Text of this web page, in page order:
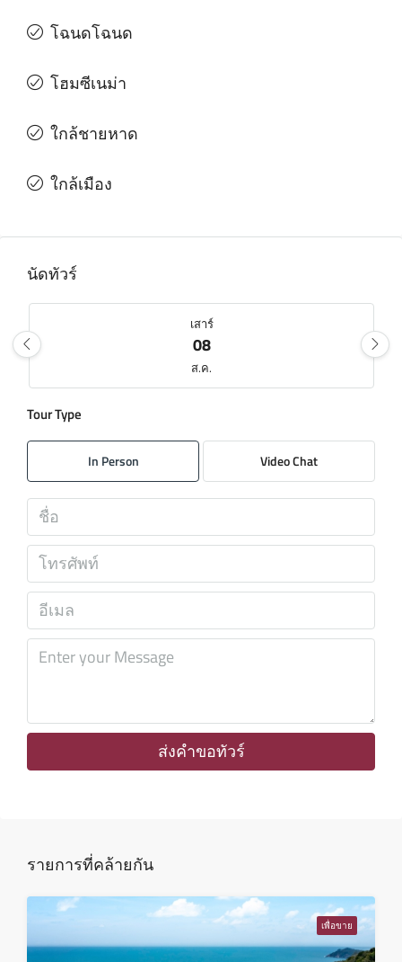
โฉนดโฉนด
โฮมซีเนม่า
ใกล้ชายหาด
ใกล้เมือง
นัดทัวร์
เสาร์
08
ส.ค.
09
10
11
12
ส.ค.
14
Tour Type
In Person Video Chat
ส่งคำขอทัวร์
รายการที่คล้ายกัน
เพื่อขาย